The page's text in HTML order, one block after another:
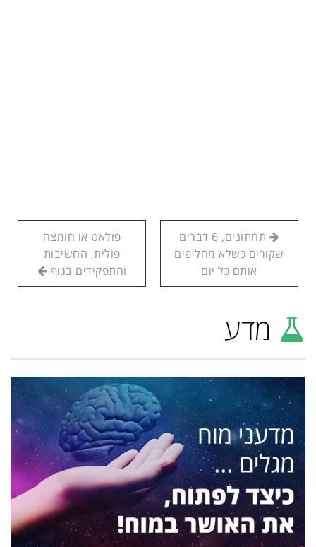
תחתונים, 6 דברים
שקורים כשלא מחליפים
אותם כל יום
פולאט או חומצה
פולית, החשיבות
והתפקידים בגוף
מדע